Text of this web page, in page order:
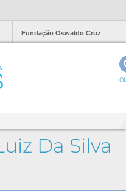
Fundação Oswaldo Cruz
Da Silva